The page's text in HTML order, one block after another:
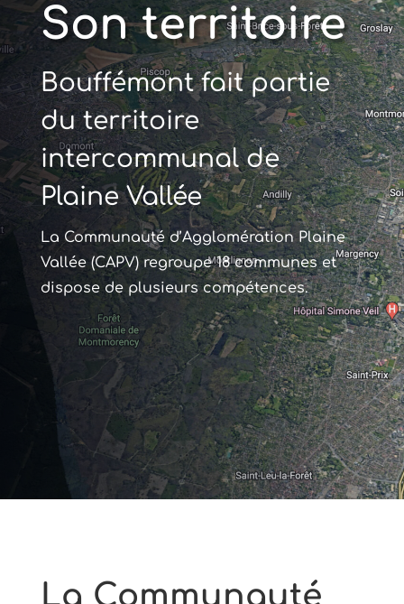
Son territoire
Bouffémont fait partie
du territoire
intercommunal de
Plaine Vallée
La Communauté d’Agglomération Plaine
Vallée (CAPV) regroupe 18 communes et
dispose de plusieurs compétences.
La Communauté